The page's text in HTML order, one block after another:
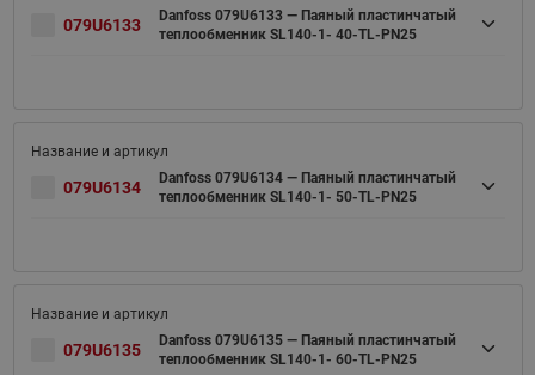
079U6133
Danfoss 079U6133 — Паяный пластинчатый
теплообменник SL140-1- 40-TL-PN25
079U6134
Danfoss 079U6134 — Паяный пластинчатый
теплообменник SL140-1- 50-TL-PN25
079U6135
Danfoss 079U6135 — Паяный пластинчатый
теплообменник SL140-1- 60-TL-PN25